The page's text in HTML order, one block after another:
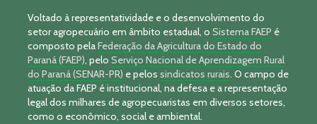
Voltado à representatividade e o desenvolvimento do
setor agropecuário em âmbito estadual, o Sistema FAEP é
composto pelaFederação da Agricultura do Estado do
Paraná (FAEP), pelo Serviço Nacional de Aprendizagem Rural
do Paraná (SENAR-PR) e pelos sindicatos rurais. O campo de
atuação da FAEP é institucional, na defesa e a representação
legal dos milhares de agropecuaristas em diversos setores,
como o econômico, social e ambiental.